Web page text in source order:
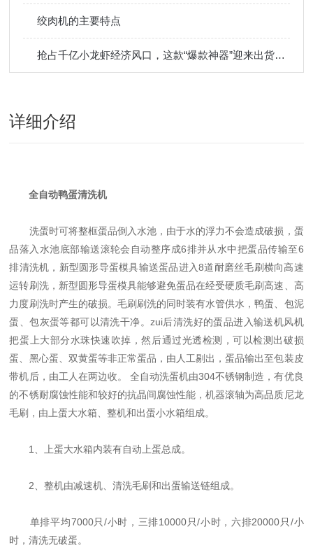
绞肉机的主要特点
抢占千亿小龙虾经济风口，这款“爆款神器”迎来出货旺季
详细介绍
全自动鸭蛋清洗机
洗蛋时可将整框蛋品倒入水池，由于水的浮力不会造成破损，蛋
品落入水池底部输送滚轮会自动整序成6排并从水中把蛋品传输至6
排清洗机，新型圆形导蛋模具输送蛋品进入8道耐磨丝毛刷横向高速
运转刷洗，新型圆形导蛋模具能够避免蛋品在经受硬质毛刷高速、高
力度刷洗时产生的破损。毛刷刷洗的同时装有水管供水，鸭蛋、包泥
蛋、包灰蛋等都可以清洗干净。zui后清洗好的蛋品进入输送机风机
把蛋上大部分水珠快速吹掉，然后通过光透检测，可以检测出破损
蛋、黑心蛋、双黄蛋等非正常蛋品，由人工剔出，蛋品输出至包装皮
带机后，由工人在两边收。 全自动洗蛋机由304不锈钢制造，有优良
的不锈耐腐蚀性能和较好的抗晶间腐蚀性能，机器滚轴为高品质尼龙
毛刷，由上蛋大水箱、整机和出蛋小水箱组成。
1、上蛋大水箱内装有自动上蛋总成。
2、整机由减速机、清洗毛刷和出蛋输送链组成。
单排平均7000只/小时，三排10000只/小时，六排20000只/小
时，清洗无破蛋。